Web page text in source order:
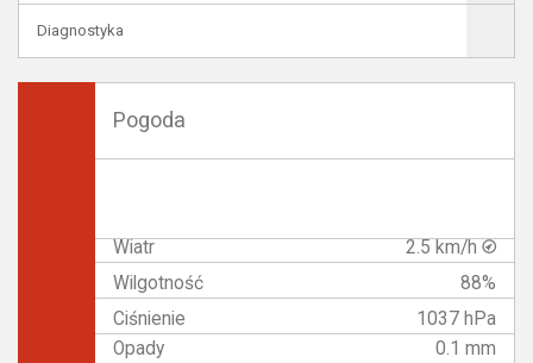
Diagnostyka
Pogoda
Wiatr
2.5 km/h
Wilgotność
88%
Ciśnienie
1037 hPa
Opady
0.1 mm